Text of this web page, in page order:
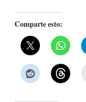
Comparte esto: